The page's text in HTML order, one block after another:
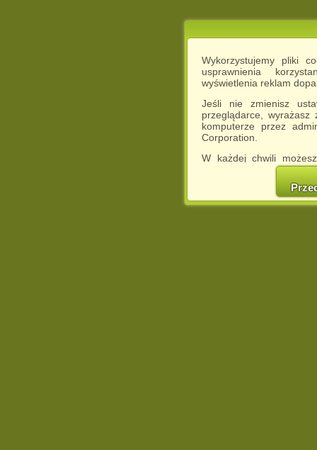
Wykorzystujemy pliki
usprawnienia
wyświetlenia reklam
Jeśli nie zmienisz
przeglądarce,
komputerze przez
Corporation.
W każdej chwili
cookies w swojej
w naszej
http://chomikuj.pl/